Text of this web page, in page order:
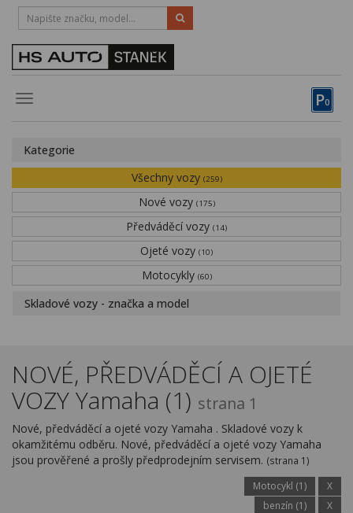
P0
Toggle
HOTLINE:
STRAKONICE-383 335 366
Obytné vozy
Financování
Novinky
Kontakty
Kategorie
Všechny vozy (259)
Nové vozy (175)
Předváděcí vozy (14)
Ojeté vozy (10)
Motocykly (60)
Skladové vozy - značka a model
NOVÉ, PŘEDVÁDĚCÍ A OJETÉ
VOZY Yamaha (1) strana 1
Nové, předváděcí a ojeté vozy Yamaha . Skladové vozy k
okamžitému odběru. Nové, předváděcí a ojeté vozy Yamaha
jsou prověřené a prošly předprodejním servisem. (strana 1)
Motocykl (1)
X
benzín (1)
X